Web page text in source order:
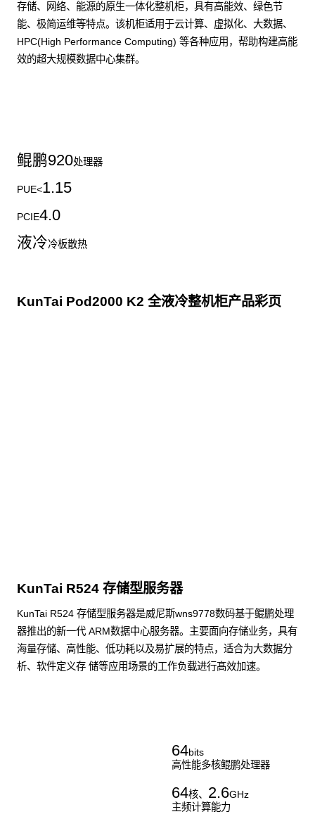
存储、网络、能源的原生一体化整机柜，具有高能效、绿色节
能、极简运维等特点。该机柜适用于云计算、虚拟化、大数据、
HPC(High Performance Computing) 等各种应用，帮助构建高能
效的超大规模数据中心集群。
鲲鹏920处理器
PUE<1.15
PCIE4.0
液冷冷板散热
KunTai Pod2000 K2 全液冷整机柜产品彩页
KunTai R524 存储型服务器
KunTai R524 存储型服务器是威尼斯wns9778数码基于鲲鹏处理
器推出的新一代 ARM数据中心服务器。主要面向存储业务，具有
海量存储、高性能、低功耗以及易扩展的特点，适合为大数据分
析、软件定义存 储等应用场景的工作负载进行髙效加速。
64bits
高性能多核鲲鹏处理器
64核、 2.6GHz
主频计算能力